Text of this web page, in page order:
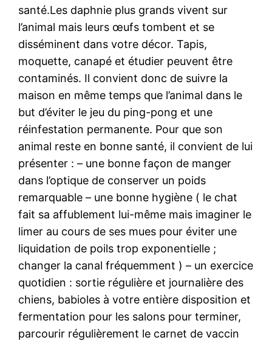
santé.Les daphnie plus grands vivent sur
l’animal mais leurs œufs tombent et se
disséminent dans votre décor. Tapis,
moquette, canapé et étudier peuvent être
contaminés. Il convient donc de suivre la
maison en même temps que l’animal dans le
but d’éviter le jeu du ping-pong et une
réinfestation permanente. Pour que son
animal reste en bonne santé, il convient de lui
présenter : – une bonne façon de manger
dans l’optique de conserver un poids
remarquable – une bonne hygiène ( le chat
fait sa affublement lui-même mais imaginer le
limer au cours de ses mues pour éviter une
liquidation de poils trop exponentielle ;
changer la canal fréquemment ) – un exercice
quotidien : sortie régulière et journalière des
chiens, babioles à votre entière disposition et
fermentation pour les salons pour terminer,
parcourir régulièrement le carnet de vaccin